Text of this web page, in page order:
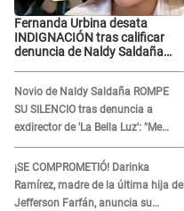
Fernanda Urbina desata
INDIGNACIÓN tras calificar
denuncia de Naldy Saldaña
Novio de Naldy Saldaña ROMPE
SU SILENCIO tras denuncia a
exdirector de 'La Bella Luz': "Me
basta con que ella esté bien"
¡SE COMPROMETIÓ! Darinka
Ramírez, madre de la última hija de
Jefferson Farfán, anuncia su